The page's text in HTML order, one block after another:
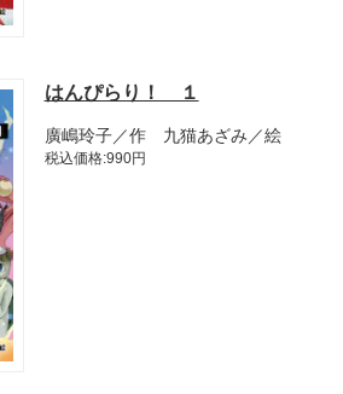
はんぴらり！ １
廣嶋玲子／作 九猫あざみ／絵
税込価格:990円